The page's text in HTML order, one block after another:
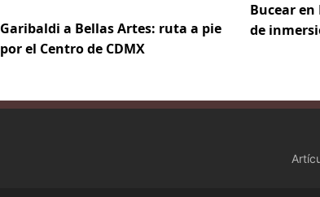
Garibaldi a Bellas Artes: ruta a pie
por el Centro de CDMX
Bucear
de